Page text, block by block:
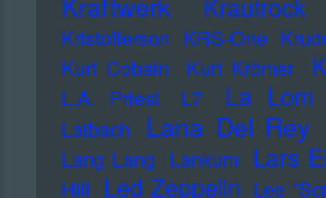
Krautrock
Kristofferson KRS-One
Kurt Cobain
Kurt Krömer
L.A. Priest L7 La Lom
Laibach Lana Del Rey
Lang Lang Lankum Lars
Hill Led Zeppelin Lee